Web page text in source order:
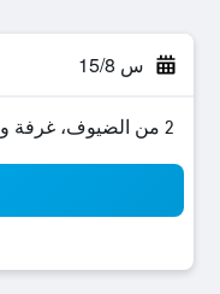
س 15/8
2 من الضيوف، غرفة واحدة